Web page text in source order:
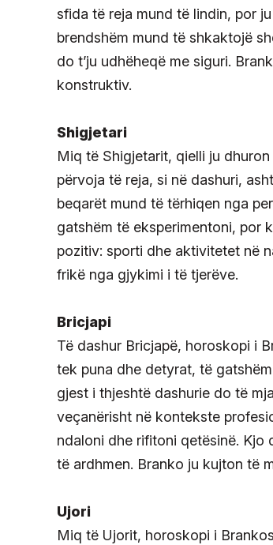
sfida të reja mund të lindin, por
brendshëm mund të shkaktojë
do t’ju udhëheqë me siguri.
konstruktiv.
Shigjetari
Miq të Shigjetarit, qielli ju
përvoja të reja, si në dashuri,
beqarët mund të tërhiqen nga
gatshëm të eksperimentoni, por
pozitiv: sporti dhe aktivitetet në
frikë nga gjykimi i të tjerëve.
Bricjapi
Të dashur Bricjapë, horoskopi i
tek puna dhe detyrat, të
gjest i thjeshtë dashurie do të
veçanërisht në kontekste
ndaloni dhe rifitoni qetësinë.
të ardhmen. Branko ju kujton të
Ujori
Miq të Ujorit, horoskopi i